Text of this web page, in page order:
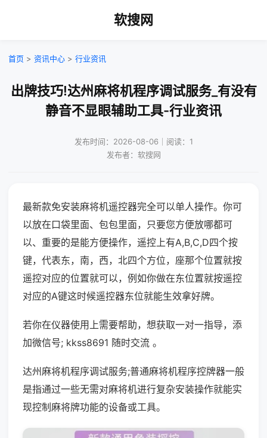
软搜网
首页 > 资讯中心 > 行业资讯
出牌技巧!达州麻将机程序调试服务_有没有
静音不显眼辅助工具-行业资讯
发布时间：2026-08-06｜阅读：1
发布者：软搜网
最新款免安装麻将机遥控器完全可以单人操作。你可
以放在口袋里面、包包里面，只要您方便放哪都可
以、重要的是能方便操作，遥控上有A,B,C,D四个按
键，代表东，南，西，北四个方位，座那个位置就按
遥控对应的位置就可以，例如你做在东位置就按遥控
对应的A键这时候遥控器东位就能生效拿好牌。
若你在仪器使用上需要帮助，想获取一对一指导，添
加微信号; kkss8691 随时交流 。
达州麻将机程序调试服务;普通麻将机程序控牌器一般
是指通过一些无需对麻将机进行复杂安装操作就能实
现控制麻将牌功能的设备或工具。